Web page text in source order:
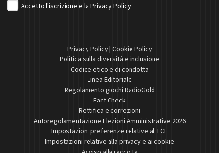
Accetto l'iscrizione e la Privacy Policy
Privacy Policy| Cookie Policy
Politica sulla diversità e inclusione
Codice etico e di condotta
Linea Editoriale
Regolamento giochi RadioGold
Fact Check
Rettifica e correzioni
Autoregolamentazione Elezioni Amministrative 2026
Impostazioni preferenze relative al TCF
Impostazioni relative alla privacy e ai cookie